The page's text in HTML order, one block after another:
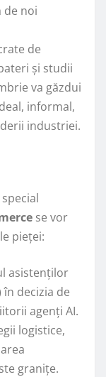
de noi
de
și studii
va găzdui
informal,
industriei.
se vor
pieței:
asistenților
în decizia de
agenți AI.
logistice,
granițe.